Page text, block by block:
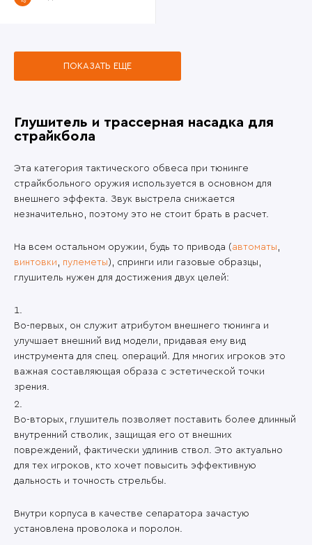
ПОКАЗАТЬ ЕЩЕ
Глушитель и трассерная насадка для
страйкбола
Эта категория тактического обвеса при тюнинге
страйкбольного оружия используется в основном для
внешнего эффекта. Звук выстрела снижается
незначительно, поэтому это не стоит брать в расчет.
На всем остальном оружии, будь то привода ( автоматы ,
винтовки , пулеметы ), спринги или газовые образцы,
глушитель нужен для достижения двух целей:
Во-первых, он служит атрибутом внешнего тюнинга и
улучшает внешний вид модели, придавая ему вид
инструмента для спец. операций. Для многих игроков это
важная составляющая образа с эстетической точки
зрения.
Во-вторых, глушитель позволяет поставить более длинный
внутренний стволик, защищая его от внешних
повреждений, фактически удлинив ствол. Это актуально
для тех игроков, кто хочет повысить эффективную
дальность и точность стрельбы.
Внутри корпуса в качестве сепаратора зачастую
установлена проволока и поролон.